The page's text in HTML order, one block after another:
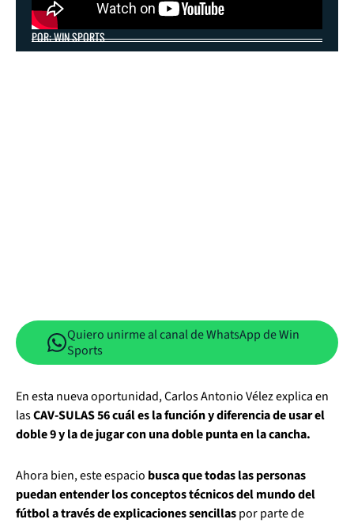
POR: WIN SPORTS
Quiero unirme al canal de WhatsApp de Win
Sports
En esta nueva oportunidad, Carlos Antonio Vélez explica en
lasCAV-SULAS 56 cuál es la función y diferencia de usar el
doble 9 y la de jugar con una doble punta en la cancha.
Ahora bien, este espacio busca que todas las personas
puedan entender los conceptos técnicos del mundo del
fútbol a través de explicaciones sencillaspor parte de